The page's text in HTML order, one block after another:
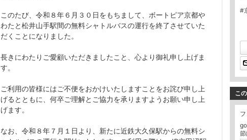
このたび、令和８年６月３０日をもちまして、ボートピア京都や
わたと松井山手駅間の無料シャトルバスの運行を終了させていた
だくことになりました。
長きにわたりご愛顧いただきましたこと、心より御礼申し上げま
す。
ご利用の皆様にはご不便をおかけいたしますことをお詫び申し上
げるとともに、何卒ご理解とご協力を承りますようお願い申し上
げます。
なお、令和８年７月１日より、新たに近鉄大久保駅からの無料シ
#
こ